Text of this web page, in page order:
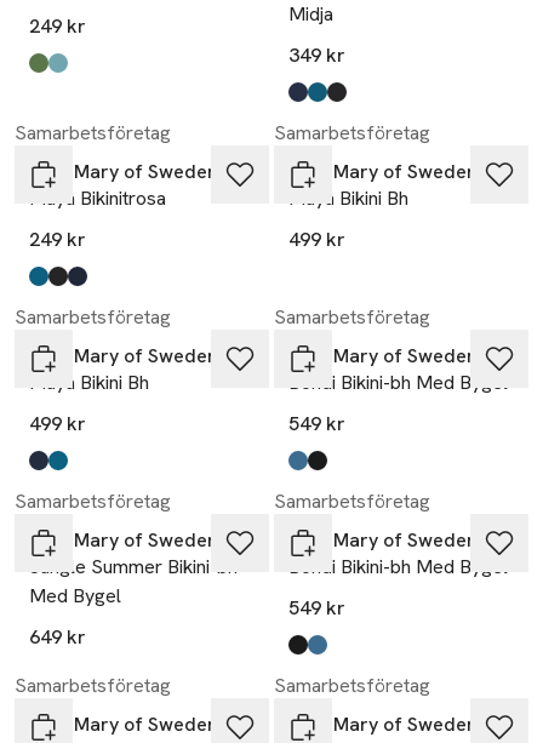
249 kr
Produkten finns i färgerna:
brun,
multicolour
Midja
349 kr
Produkten finns i färgerna:
marinblå
petrol,
svart,
Samarbetsföretag
Miss Mary of Sweden
Maya Bikinitrosa
249 kr
Produkten finns i färgerna:
petrol,
svart,
marinblå
Samarbetsföretag
Miss Mary of Sweden
Maya Bikini Bh
499 kr
Samarbetsföretag
Miss Mary of Sweden
Maya Bikini Bh
499 kr
Produkten finns i färgerna:
marinblå
petrol
Samarbetsföretag
Miss Mary of Sweden
Bondi Bikini-bh Med Bygel
549 kr
Produkten finns i färgerna:
navy blå
svart
Samarbetsföretag
Miss Mary of Sweden
Jungle Summer Bikini-bh
Med Bygel
649 kr
Samarbetsföretag
Miss Mary of Sweden
Bondi Bikini-bh Med Bygel
549 kr
Produkten finns i färgerna:
svart
navy blå
Samarbetsföretag
Miss Mary of Sweden
Samarbetsföretag
Miss Mary of Sweden